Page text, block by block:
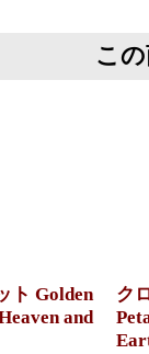
こ
ト Golden
and
ク